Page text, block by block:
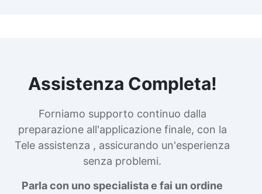
Assistenza Completa!
Forniamo supporto continuo dalla
preparazione all'applicazione finale, con la
Tele assistenza , assicurando un'esperienza
senza problemi.
Parla con uno specialista e fai un ordine